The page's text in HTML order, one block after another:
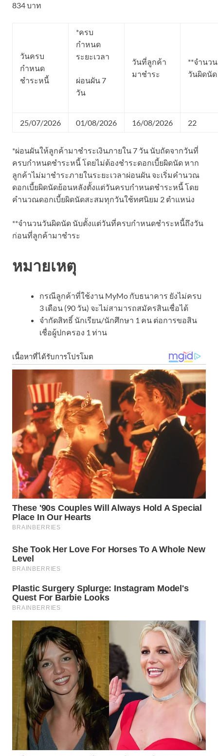
834 บาท
วันครบ
กำหนด
ชำระหนี้
*ครบ
กำหนด
ระยะเวลา
ผ่อนผัน 7
วัน
วันที่ลูกค้า
มาชำระ
**จำนวน
วันผิดนัด
25/07/2026 01/08/2026 16/08/2026 22
*ผ่อนผันให้ลูกค้ามาชำระเงินภายใน 7 วัน นับถัดจากวันที่
ครบกำหนดชำระหนี้ โดยไม่ต้องชำระดอกเบี้ยผิดนัด หาก
ลูกค้าไม่มาชำระภายในระยะเวลาผ่อนผัน จะเริ่มคำนวณ
ดอกเบี้ยผิดนัดย้อนหลังตั้งแต่วันครบกำหนดชำระหนี้ โดย
คำนวณดอกเบี้ยผิดนัดสะสมทุกวันใช้ทศนิยม 2 ตำแหน่ง
**จำนวนวันผิดนัด นับตั้งแต่วันที่ครบกำหนดชำระหนี้ถึงวัน
ก่อนที่ลูกค้ามาชำระ
หมายเหตุ
กรณีลูกค้าที่ใช้งาน MyMo กับธนาคาร ยังไม่ครบ
3 เดือน (90 วัน) จะไม่สามารถสมัครสินเชื่อได้
จำกัดสิทธิ์ นักเรียน/นักศึกษา 1 คน ต่อการขอสิน
เชื่อผู้ปกครอง 1 ท่าน